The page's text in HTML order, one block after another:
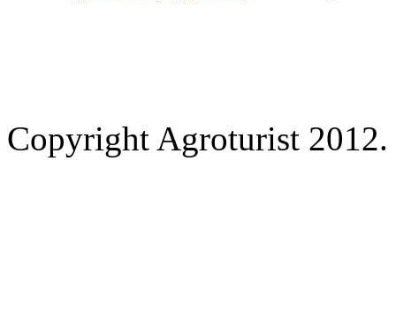
Copyright Agroturist 2012.